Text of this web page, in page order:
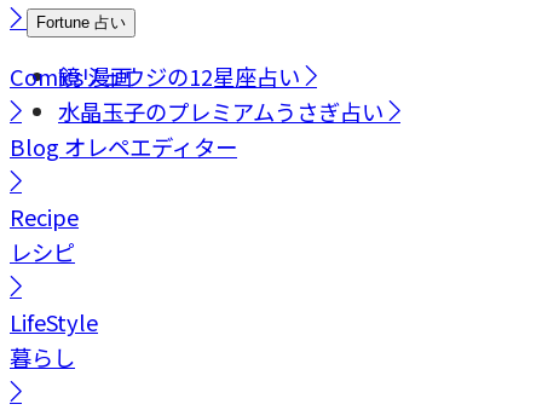
Fortune 占い
鏡リュウジの12星座占い
水晶玉子のプレミアムうさぎ占い
Comics漫画
Blog オレペエディター
Recipe
レシピ
LifeStyle
暮らし